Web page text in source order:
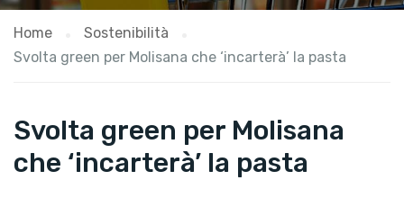
Home
Sostenibilità
Svolta green per Molisana che ‘incarterà’ la pasta
Svolta green per Molisana
che ‘incarterà’ la pasta